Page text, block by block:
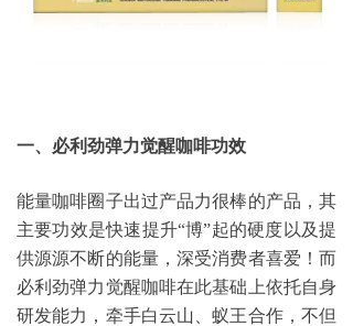
一、必利劲弹力觉醒咖啡功效
能量咖啡圈子出过产品力很棒的产品，其
主要功效是快速提升“博”起的硬度以及提
供源源不断的能量，深受消费者喜爱！而
必利劲弹力觉醒咖啡在此基础上依托自身
研发能力，牵手白云山、蚁王合作，不但